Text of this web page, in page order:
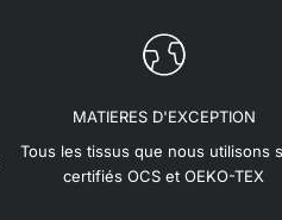
MATIERES D'EXCEPTION
Tous les tissus que nous utilisons
certifiés OCS et OEKO-TEX